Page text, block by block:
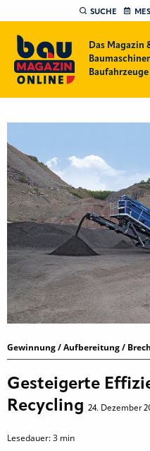
SUCHE
Das Magazin
Baufahrzeuge
Gewinnung / Aufbereitung /
Gesteigerte
Recycling 24. Dezember
Lesedauer:3 min